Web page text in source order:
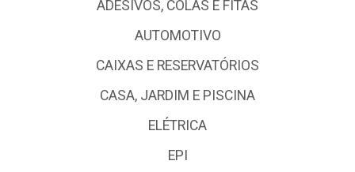
ADESIVOS, COLAS E FITAS
AUTOMOTIVO
CAIXAS E RESERVATÓRIOS
CASA, JARDIM E PISCINA
ELÉTRICA
EPI